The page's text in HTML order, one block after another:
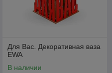
Для Вас. Декоративная ваза
EWA
В наличии